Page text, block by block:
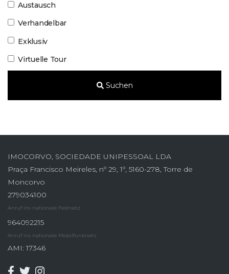
Austausch
Verhandelbar
Exklusiv
Virtuelle Tour
Suchen
IMOCORVO, SOCIEDADE UNIPESSOAL LDA
Praça Francisco Meireles, nº 29, 1º, 5160-278, Torre de
Moncorvo
279034100
Anruf ins nationale Festnetz
964092215
Anruf ins nationale Mobilfunknetz
AMI: 17346